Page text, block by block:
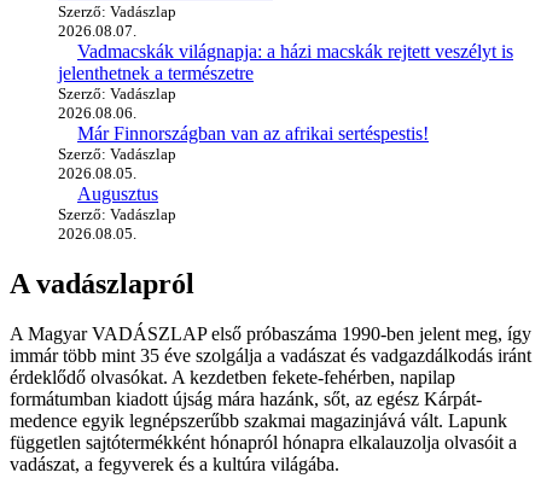
Szerző: Vadászlap
2026.08.07.
Vadmacskák világnapja: a házi macskák rejtett veszélyt is
jelenthetnek a természetre
Szerző: Vadászlap
2026.08.06.
Már Finnországban van az afrikai sertéspestis!
Szerző: Vadászlap
2026.08.05.
Augusztus
Szerző: Vadászlap
2026.08.05.
A vadászlapról
A Magyar VADÁSZLAP első próbaszáma 1990-ben jelent meg, így
immár több mint 35 éve szolgálja a vadászat és vadgazdálkodás iránt
érdeklődő olvasókat. A kezdetben fekete-fehérben, napilap
formátumban kiadott újság mára hazánk, sőt, az egész Kárpát-
medence egyik legnépszerűbb szakmai magazinjává vált. Lapunk
független sajtótermékként hónapról hónapra elkalauzolja olvasóit a
vadászat, a fegyverek és a kultúra világába.